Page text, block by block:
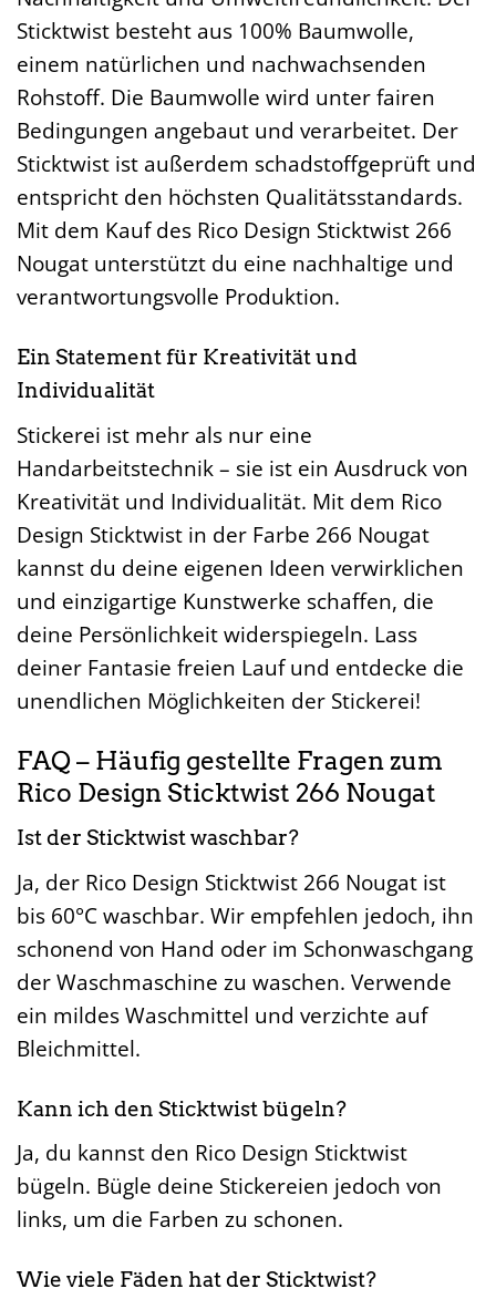
Sticktwist besteht aus 100% Baumwolle,
einem natürlichen und nachwachsenden
Rohstoff. Die Baumwolle wird unter fairen
Bedingungen angebaut und verarbeitet. Der
Sticktwist ist außerdem schadstoffgeprüft und
entspricht den höchsten Qualitätsstandards.
Mit dem Kauf des Rico Design Sticktwist 266
Nougat unterstützt du eine nachhaltige und
verantwortungsvolle Produktion.
Ein Statement für Kreativität und
Individualität
Stickerei ist mehr als nur eine
Handarbeitstechnik – sie ist ein Ausdruck von
Kreativität und Individualität. Mit dem Rico
Design Sticktwist in der Farbe 266 Nougat
kannst du deine eigenen Ideen verwirklichen
und einzigartige Kunstwerke schaffen, die
deine Persönlichkeit widerspiegeln. Lass
deiner Fantasie freien Lauf und entdecke die
unendlichen Möglichkeiten der Stickerei!
FAQ – Häufig gestellte Fragen zum
Rico Design Sticktwist 266 Nougat
Ist der Sticktwist waschbar?
Ja, der Rico Design Sticktwist 266 Nougat ist
bis 60°C waschbar. Wir empfehlen jedoch, ihn
schonend von Hand oder im Schonwaschgang
der Waschmaschine zu waschen. Verwende
ein mildes Waschmittel und verzichte auf
Bleichmittel.
Kann ich den Sticktwist bügeln?
Ja, du kannst den Rico Design Sticktwist
bügeln. Bügle deine Stickereien jedoch von
links, um die Farben zu schonen.
Wie viele Fäden hat der Sticktwist?